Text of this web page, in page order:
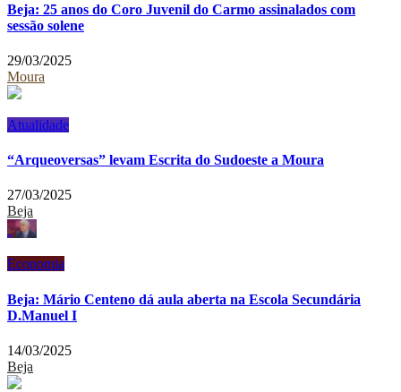
Beja: 25 anos do Coro Juvenil do Carmo assinalados com
sessão solene
29/03/2025
Moura
Atualidade
“Arqueoversas” levam Escrita do Sudoeste a Moura
27/03/2025
Beja
Economia
Beja: Mário Centeno dá aula aberta na Escola Secundária
D.Manuel I
14/03/2025
Beja